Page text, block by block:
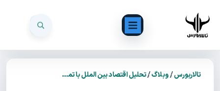
تالاربورس/وبلاگ/ تحلیل اقتصاد بین الملل با تمرکز بر نرخ برابری یورو – ۱۷ فوریه ۲۰۱۷